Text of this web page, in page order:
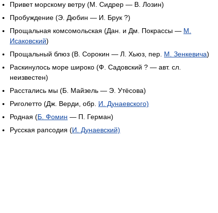
Привет морскому ветру (М. Сидрер — В. Лозин)
Пробуждение (Э. Дюбин — И. Брук ?)
Прощальная комсомольская (Дан. и Дм. Покрассы — М.
Исаковский)
Прощальный блюз (В. Сорокин — Л. Хьюз, пер. М. Зенкевича)
Раскинулось море широко (Ф. Садовский ? — авт. сл.
неизвестен)
Расстались мы (Б. Майзель — Э. Утёсова)
Риголетто (Дж. Верди, обр. И. Дунаевского)
Родная (Б. Фомин — П. Герман)
Русская рапсодия (И. Дунаевский)